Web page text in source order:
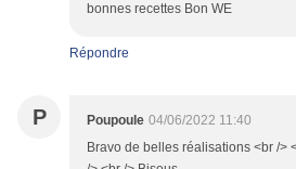
bonnes recettes Bon WE
Répondre
P Poupoule 04/06/2022 11:40
Bravo de belles réalisations <br />